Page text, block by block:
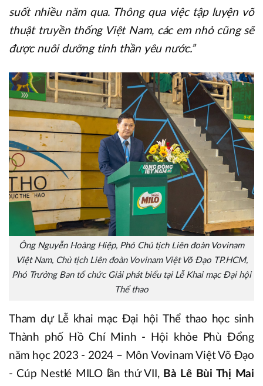
suốt nhiều năm qua. Thông qua việc tập luyện võ
thuật truyền thống Việt Nam, các em nhỏ cũng sẽ
được nuôi dưỡng tinh thần yêu nước.”
Ông Nguyễn Hoàng Hiệp, Phó Chủ tịch Liên đoàn Vovinam
Việt Nam, Chủ tịch Liên đoàn Vovinam Việt Võ Đạo TP.HCM,
Phó Trưởng Ban tổ chức Giải phát biểu tại Lễ Khai mạc Đại hội
Thể thao
Tham dự Lễ khai mạc Đại hội Thể thao học sinh
Thành phố Hồ Chí Minh - Hội khỏe Phù Đổng
năm học 2023 - 2024 – Môn Vovinam Việt Võ Đạo
- Cúp Nestlé MILO lần thứ VII, Bà Lê Bùi Thị Mai